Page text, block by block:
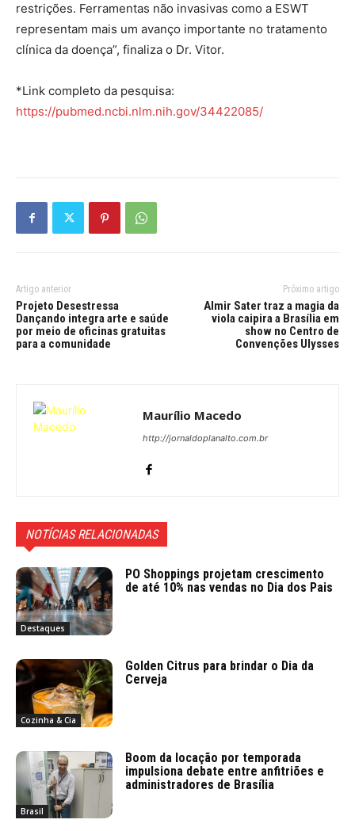
restrições. Ferramentas não invasivas como a ESWT
representam mais um avanço importante no tratamento
clínica da doença”, finaliza o Dr. Vitor.
*Link completo da pesquisa:
https://pubmed.ncbi.nlm.nih.gov/34422085/
Artigo anterior
Projeto Desestressa
Dançando integra arte e saúde
por meio de oficinas gratuitas
para a comunidade
Próximo artigo
Almir Sater traz a magia da
viola caipira a Brasília em
show no Centro de
Convenções Ulysses
Maurílio Macedo
http://jornaldoplanalto.com.br
NOTÍCIAS RELACIONADAS
Destaques
PO Shoppings projetam crescimento
de até 10% nas vendas no Dia dos Pais
Cozinha & Cia
Golden Citrus para brindar o Dia da
Cerveja
Brasil
Boom da locação por temporada
impulsiona debate entre anfitriões e
administradores de Brasília